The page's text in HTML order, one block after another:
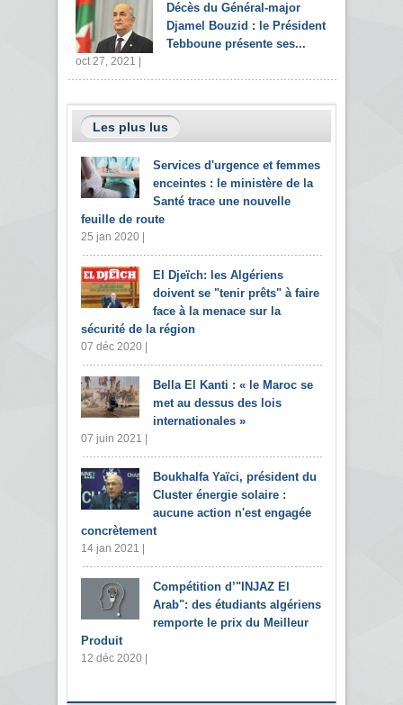
Décès du Général-major
Djamel Bouzid : le Président
Tebboune présente ses...
oct 27, 2021 |
Les plus lus
Services d'urgence et femmes
enceintes : le ministère de la
Santé trace une nouvelle
feuille de route
25 jan 2020 |
El Djeïch: les Algériens
doivent se "tenir prêts" à faire
face à la menace sur la
sécurité de la région
07 déc 2020 |
Bella El Kanti : « le Maroc se
met au dessus des lois
internationales »
07 juin 2021 |
Boukhalfa Yaïci, président du
Cluster énergie solaire :
aucune action n'est engagée
concrètement
14 jan 2021 |
Compétition d’"INJAZ El
Arab": des étudiants algériens
remporte le prix du Meilleur
Produit
12 déc 2020 |